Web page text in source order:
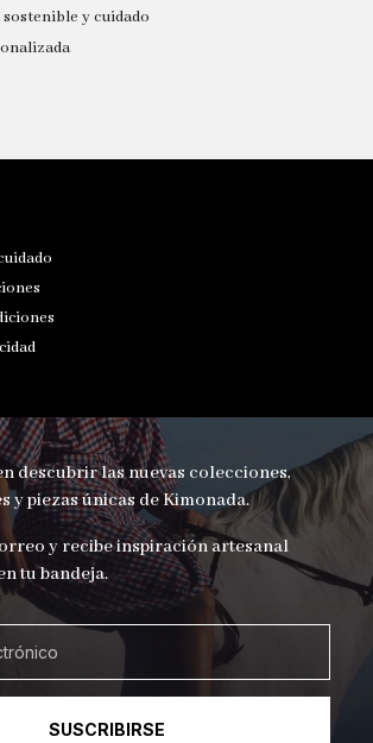
y cuidado
descubrir las nuevas colecciones,
y piezas únicas de Kimonada.
y recibe inspiración artesanal
tu bandeja.
SUSCRIBIRSE